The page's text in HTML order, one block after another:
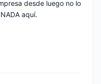
desde luego no lo
aquí.